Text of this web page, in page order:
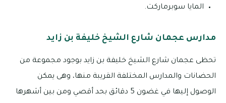
المايا سوبرماركت.
مدارس عجمان شارع الشيخ خليفة بن زايد
تحظى عجمان شارع الشيخ خليفة بن زايد بوجود مجموعة من
الحضانات والمدارس المختلفة القريبة منها، وهى يمكن
الوصول إليها في غضون 5 دقائق بحد أقصي ومن بين أشهرها